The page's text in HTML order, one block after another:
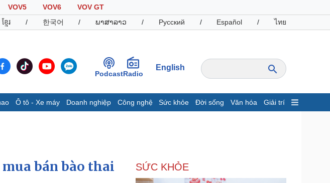
VOV5 VOV6
VOV GT
ខ្មែរ / 한국어 / ພາສາລາວ / Русский / Español / ไทย
PodcastRadio
English
Ô tô - Xe máy Doanh nghiệp Công nghệ Sức khỏe Đời sống Văn hóa Giải trí
Infographic
Giá cà phê
bán bào thai SỨC KHỎE